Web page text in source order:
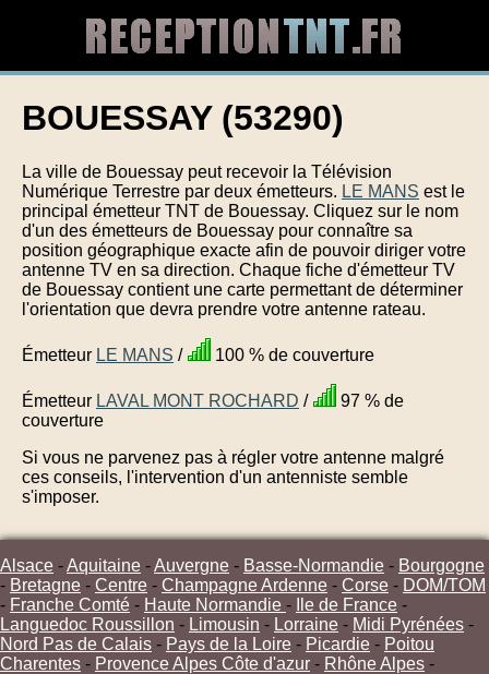
BOUESSAY (53290)
La ville de Bouessay peut recevoir la Télévision
Numérique Terrestre par deux émetteurs. LE MANS est le
principal émetteur TNT de Bouessay. Cliquez sur le nom
d'un des émetteurs de Bouessay pour connaître sa
position géographique exacte afin de pouvoir diriger votre
antenne TV en sa direction. Chaque fiche d'émetteur TV
de Bouessay contient une carte permettant de déterminer
l'orientation que devra prendre votre antenne rateau.
Émetteur LE MANS / 100 % de couverture
Émetteur LAVAL MONT ROCHARD /
97 % de
couverture
Si vous ne parvenez pas à régler votre antenne malgré
ces conseils, l'intervention d'un antenniste semble
s'imposer.
Alsace -Aquitaine -Auvergne - Basse-Normandie - Bourgogne
- Bretagne - Centre - Champagne Ardenne - Corse - DOM/TOM
- Franche Comté - Haute Normandie - Ile de France -
Languedoc Roussillon - Limousin - Lorraine - Midi Pyrénées -
Nord Pas de Calais - Pays de la Loire - Picardie - Poitou
Charentes - Provence Alpes Côte d'azur - Rhône Alpes -